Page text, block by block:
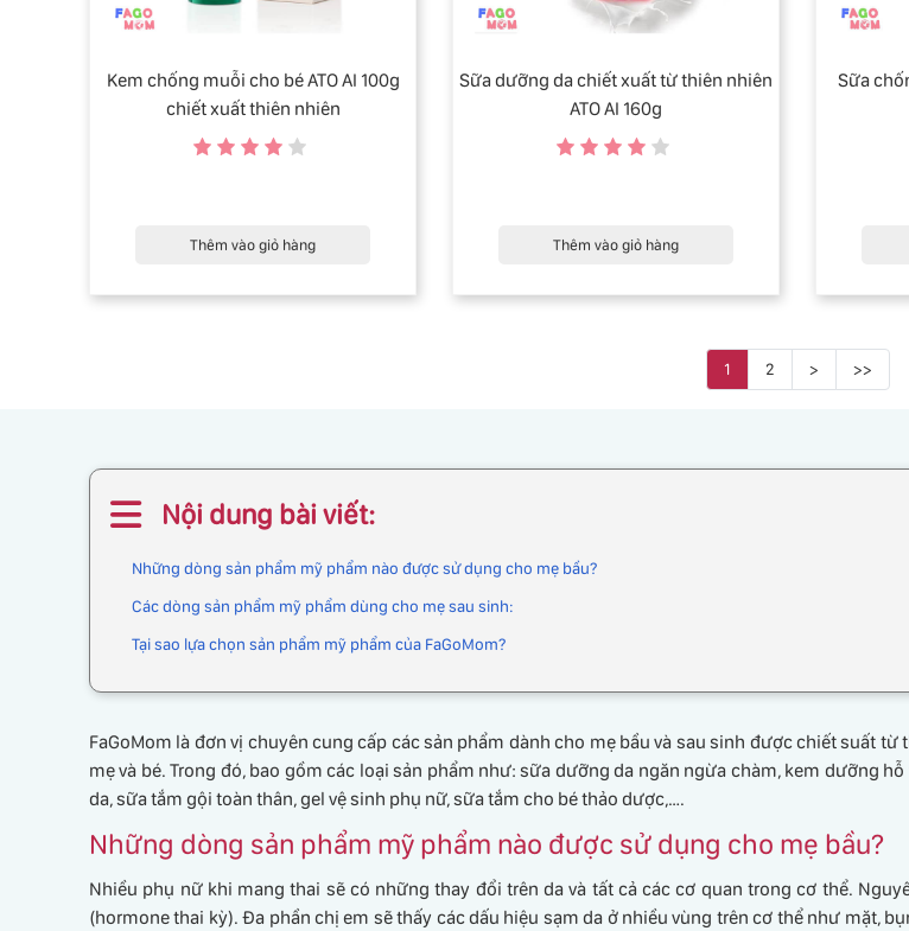
Kem chống muỗi cho bé ATO AI 100g
chiết xuất thiên nhiên
Thêm vào giỏ hàng
Sữa dưỡng da chiết xuất từ thiên nhiên
ATO AI 160g
Thêm vào giỏ hàng
Sữa
1 2 > >>
Nội dung bài viết:
Những dòng sản phẩm mỹ phẩm nào được sử dụng cho mẹ bầu?
Các dòng sản phẩm mỹ phẩm dùng cho mẹ sau sinh:
Tại sao lựa chọn sản phẩm mỹ phẩm của FaGoMom?
FaGoMom là đơn vị chuyên cung cấp các sản phẩm dành cho mẹ bầu và sau sinh được chiết suất
mẹ và bé. Trong đó, bao gồm các loại sản phẩm như: sữa dưỡng da ngăn ngừa chàm, kem dưỡng
da, sữa tắm gội toàn thân, gel vệ sinh phụ nữ, sữa tắm cho bé thảo dược,….
Những dòng sản phẩm mỹ phẩm nào được sử dụng cho mẹ bầu?
Nhiều phụ nữ khi mang thai sẽ có những thay đổi trên da và tất cả các cơ quan trong cơ thể.
(hormone thai kỳ). Đa phần chị em sẽ thấy các dấu hiệu sạm da ở nhiều vùng trên cơ thể như mặt,